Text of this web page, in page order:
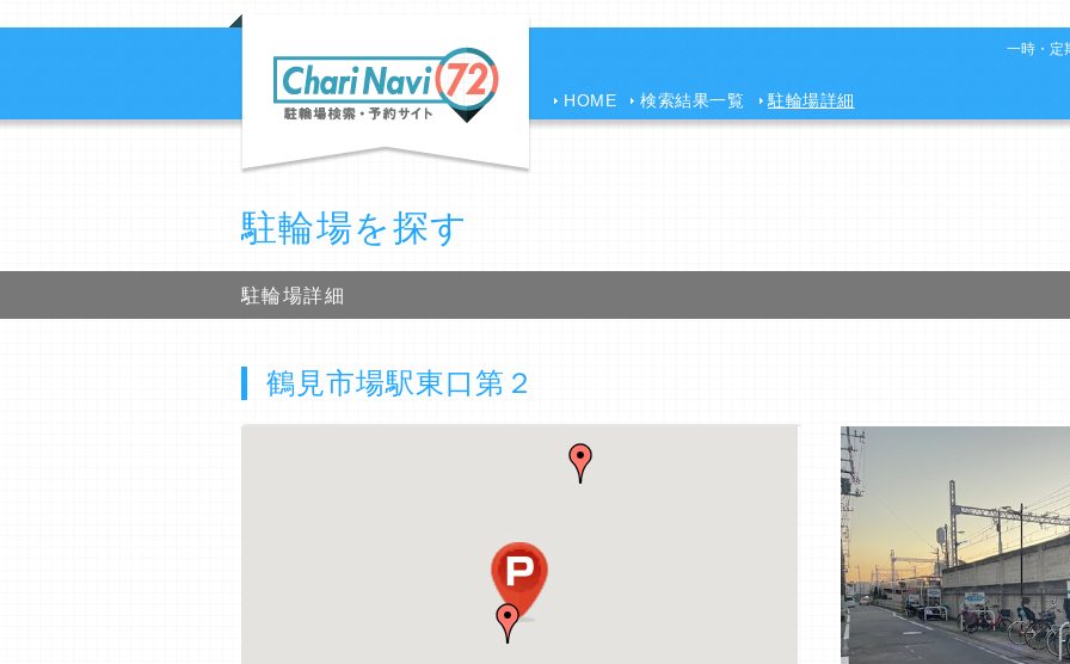
一時・定
HOME 検索結果一覧 駐輪場詳細
駐輪場を探す
駐輪場詳細
鶴見市場駅東口第２